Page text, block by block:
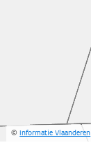
©Informatie Vlaanderen